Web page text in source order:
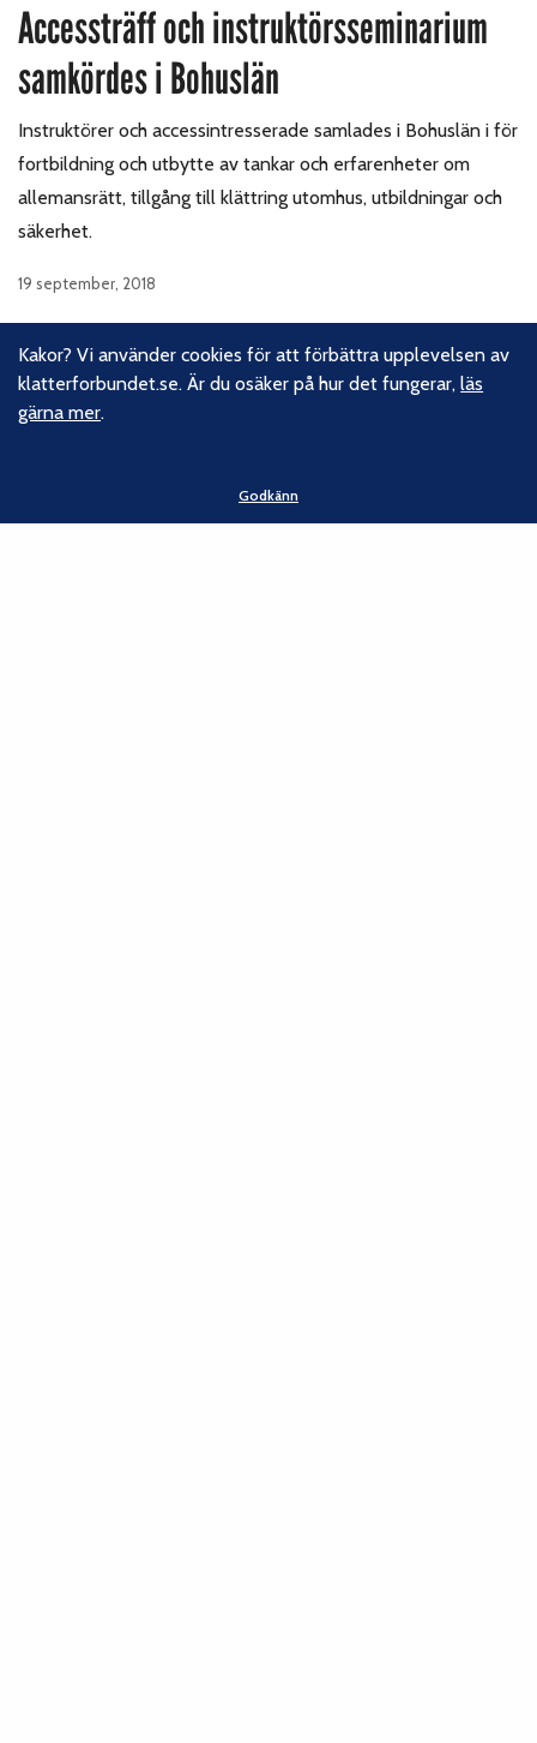
Accessträff och instruktörsseminarium
samkördes i Bohuslän
Instruktörer och accessintresserade samlades i Bohuslän i för
fortbildning och utbytte av tankar och erfarenheter om
allemansrätt, tillgång till klättring utomhus, utbildningar och
säkerhet.
19 september, 2018
1 2 3 Nästa sida
Kakor? Vi använder cookies för att förbättra upplevelsen av
klatterforbundet.se. Är du osäker på hur det fungerar,läs
gärna mer.
Godkänn